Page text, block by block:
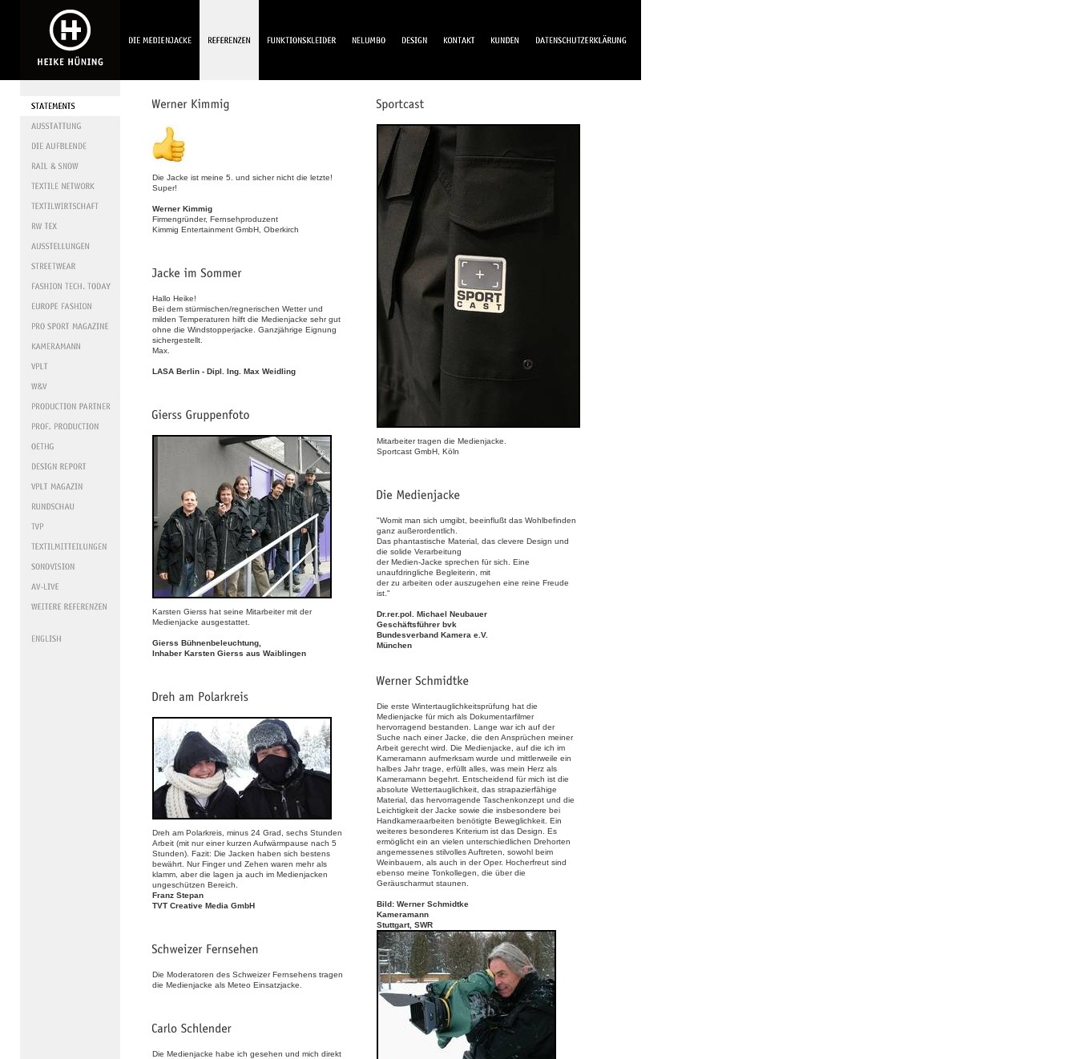
Die Jacke ist meine 5. und sicher nicht die letzte!
Super!
Werner Kimmig
Firmengründer, Fernsehproduzent
Kimmig Entertainment GmbH, Oberkirch
Hallo Heike!
Bei dem stürmischen/regnerischen Wetter und
milden Temperaturen hilft die Medienjacke sehr gut
ohne die Windstopperjacke. Ganzjährige Eignung
sichergestellt.
Max.
LASA Berlin - Dipl. Ing. Max Weidling
Karsten Gierss hat seine Mitarbeiter mit der
Medienjacke ausgestattet.
Gierss Bühnenbeleuchtung,
Inhaber Karsten Gierss aus Waiblingen
Dreh am Polarkreis, minus 24 Grad, sechs Stunden
Arbeit (mit nur einer kurzen Aufwärmpause nach 5
Stunden). Fazit: Die Jacken haben sich bestens
bewährt. Nur Finger und Zehen waren mehr als
klamm, aber die lagen ja auch im Medienjacken
ungeschützen Bereich.
Franz Stepan
TVT Creative Media GmbH
Die Moderatoren des Schweizer Fernsehens tragen
die Medienjacke als Meteo Einsatzjacke.
Die Medienjacke habe ich gesehen und mich direkt
Mitarbeiter tragen die Medienjacke.
Sportcast GmbH, Köln
"Womit man sich umgibt, beeinflußt das Wohlbefinden
ganz außerordentlich.
Das phantastische Material, das clevere Design und
die solide Verarbeitung
der Medien-Jacke sprechen für sich. Eine
unaufdringliche Begleiterin, mit
der zu arbeiten oder auszugehen eine reine Freude
ist."
Dr.rer.pol. Michael Neubauer
Geschäftsführer bvk
Bundesverband Kamera e.V.
München
Die erste Wintertauglichkeitsprüfung hat die
Medienjacke für mich als Dokumentarfilmer
hervorragend bestanden. Lange war ich auf der
Suche nach einer Jacke, die den Ansprüchen meiner
Arbeit gerecht wird. Die Medienjacke, auf die ich im
Kameramann aufmerksam wurde und mittlerweile ein
halbes Jahr trage, erfüllt alles, was mein Herz als
Kameramann begehrt. Entscheidend für mich ist die
absolute Wettertauglichkeit, das strapazierfähige
Material, das hervorragende Taschenkonzept und die
Leichtigkeit der Jacke sowie die insbesondere bei
Handkameraarbeiten benötigte Beweglichkeit. Ein
weiteres besonderes Kriterium ist das Design. Es
ermöglicht ein an vielen unterschiedlichen Drehorten
angemessenes stilvolles Auftreten, sowohl beim
Weinbauern, als auch in der Oper. Hocherfreut sind
ebenso meine Tonkollegen, die über die
Geräuscharmut staunen.
Bild: Werner Schmidtke
Kameramann
Stuttgart, SWR